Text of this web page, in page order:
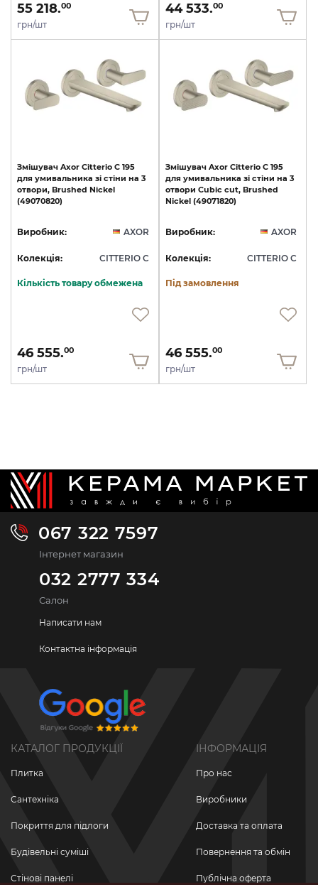
55 218.00
грн/шт
44 533.00
грн/шт
Змішувач Axor Citterio C 195
для умивальника зі стіни на 3
отвори, Brushed Nickel
(49070820)
Виробник: AXOR
Колекція: CITTERIO C
Кількість товару обмежена
46 555.00
грн/шт
Змішувач Axor Citterio C 195
для умивальника зі стіни на 3
отвори Cubic cut, Brushed
Nickel (49071820)
Виробник: AXOR
Колекція: CITTERIO C
Під замовлення
46 555.00
грн/шт
067 322 7597
Інтернет магазин
032 2777 334
Салон
Написати нам
Контактна інформація
КАТАЛОГ ПРОДУКЦІЇ
Плитка
Сантехніка
Покриття для підлоги
Будівельні суміші
Стінові панелі
ІНФОРМАЦІЯ
Про нас
Виробники
Доставка та оплата
Повернення та обмін
Публічна оферта